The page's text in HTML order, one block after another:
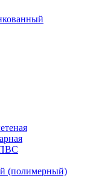
(полимерный)